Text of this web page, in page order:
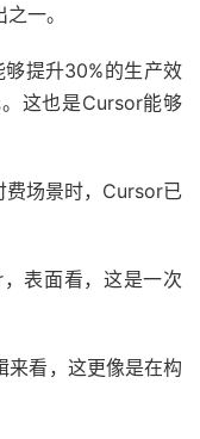
一。
提升30%的生产效
这也是Cursor能够
费场景时，Cursor已
表面看，这是一次
来看，这更像是在构